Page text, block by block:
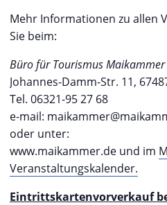
Mehr Informationen zu allen
Sie beim:
Büro für Tourismus Maikammer
Johannes-Damm-Str. 11,
Tel. 06321-95 27 68
e-mail:
oder unter:
www.maikammer.de und im
Veranstaltungskalender.
Eintrittskartenvorverkauf